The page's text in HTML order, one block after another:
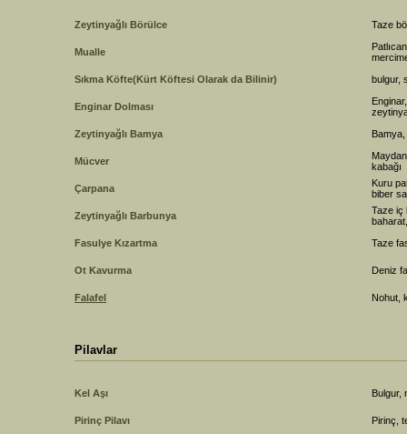
Zeytinyağlı Börülce Taze
Mualle
Sıkma Köfte(Kürt Köftesi Olarak da Bilinir)
bulgur,
Enginar Dolması
Zeytinyağlı Bamya
Mücver
kabağı
Çarpana
Kuru
biber
Zeytinyağlı Barbunya
Taze iç
Fasulye Kızartma
Taze
Ot Kavurma Deniz
Falafel Nohut,
Pilavlar
Kel Aşı Bulgur,
Pirinç Pilavı Pirinç,